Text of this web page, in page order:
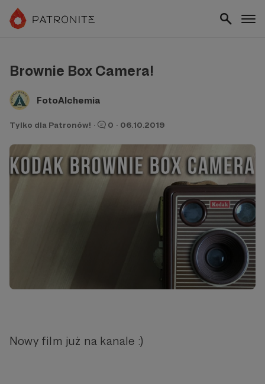
Brownie Box Camera!
FotoAlchemia
Tylko dla Patronów! · 0 · 06.10.2019
Nowy film już na kanale :)